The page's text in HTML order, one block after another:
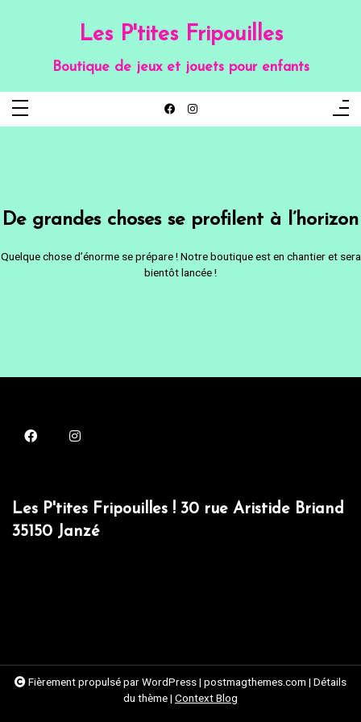
Les P'tites Fripouilles
Boutique de jeux et jouets pour enfants
De grandes choses se profilent à l’horizon
Quelque chose d’énorme se prépare ! Notre boutique est en chantier et sera
bientôt lancée !
Les P'tites Fripouilles ! 30 rue Aristide Briand
35150 Janzé
Fièrement propulsé par WordPress| postmagthemes.com | Détails
du thème| Context Blog